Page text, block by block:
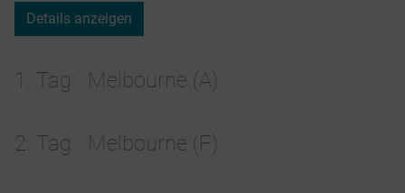
Details anzeigen
1. Tag Melbourne (A).
2. Tag Melbourne (F).